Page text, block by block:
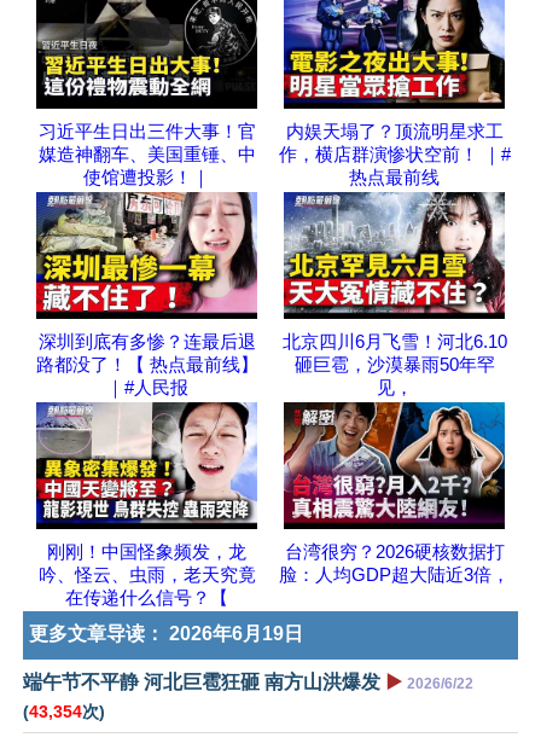
习近平生日出三件大事！官
媒造神翻车、美国重锤、中
使馆遭投影！｜
内娱天塌了？顶流明星求工
作，横店群演惨状空前！ ｜#
热点最前线
深圳到底有多惨？连最后退
路都没了！【 热点最前线】
｜#人民报
北京四川6月飞雪！河北6.10
砸巨雹，沙漠暴雨50年罕
见，
刚刚！中国怪象频发，龙
吟、怪云、虫雨，老天究竟
在传递什么信号？【
台湾很穷？2026硬核数据打
脸：人均GDP超大陆近3倍，
更多文章导读： 2026年6月19日
端午节不平静 河北巨雹狂砸 南方山洪爆发 ▶️ 2026/6/22
(43,354次)